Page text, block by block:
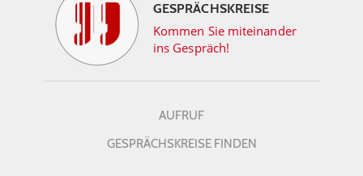
GESPRÄCHSKREISE
Kommen Sie miteinander
ins Gespräch!
AUFRUF
GESPRÄCHSKREISE FINDEN